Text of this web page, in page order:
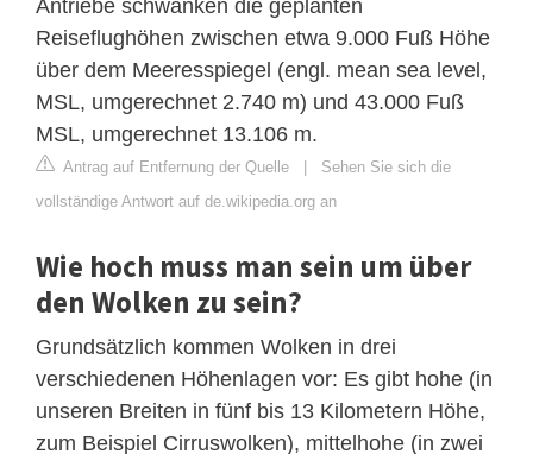
Antriebe schwanken die geplanten
Reiseflughöhen zwischen etwa 9.000 Fuß Höhe
über dem Meeresspiegel (engl. mean sea level,
MSL, umgerechnet 2.740 m) und 43.000 Fuß
MSL, umgerechnet 13.106 m.
Antrag auf Entfernung der Quelle | Sehen Sie sich die
vollständige Antwort auf de.wikipedia.org an
Wie hoch muss man sein um über
den Wolken zu sein?
Grundsätzlich kommen Wolken in drei
verschiedenen Höhenlagen vor: Es gibt hohe (in
unseren Breiten in fünf bis 13 Kilometern Höhe,
zum Beispiel Cirruswolken), mittelhohe (in zwei